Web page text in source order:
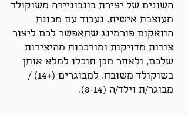
השונים של יצירת בונבוניירה משוקולד
מעוצבת אישית. נעבוד עם מכונת
הוואקום פורמינג שתאפשר לכם ליצור
צורות מדויקות ומורכבות מהיצירות
שלכם, ולאחר מכן תוכלו למלא אותן
בשוקולד משובח. למבוגרים (+14) /
מבוגר/ת וילד/ה (8-14).